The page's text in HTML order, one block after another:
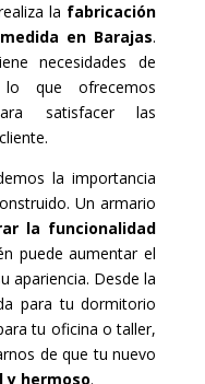
la fabricación
en Barajas.
necesidades de
lo que ofrecemos
satisfacer las
la importancia
Un armario
la funcionalidad
puede aumentar el
apariencia. Desde la
para tu dormitorio
tu oficina o taller,
de que tu nuevo
y hermoso.